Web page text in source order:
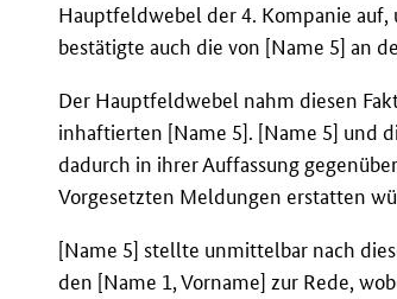
Hauptfeldwebel der 4. Kompanie
bestätigte auch die von [Name 5] an
Der Hauptfeldwebel nahm diesen
inhaftierten [Name 5]. [Name 5] und
dadurch in ihrer Auffassung
Vorgesetzten Meldungen erstatten
[Name 5] stellte unmittelbar nach
den [Name 1, Vorname] zur Rede,